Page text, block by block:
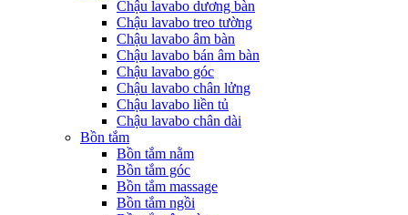
Chậu lavabo dương bàn
Chậu lavabo treo tường
Chậu lavabo âm bàn
Chậu lavabo bán âm bàn
Chậu lavabo góc
Chậu lavabo chân lửng
Chậu lavabo liền tủ
Chậu lavabo chân dài
Bồn tắm
Bồn tắm nằm
Bồn tắm góc
Bồn tắm massage
Bồn tắm ngồi